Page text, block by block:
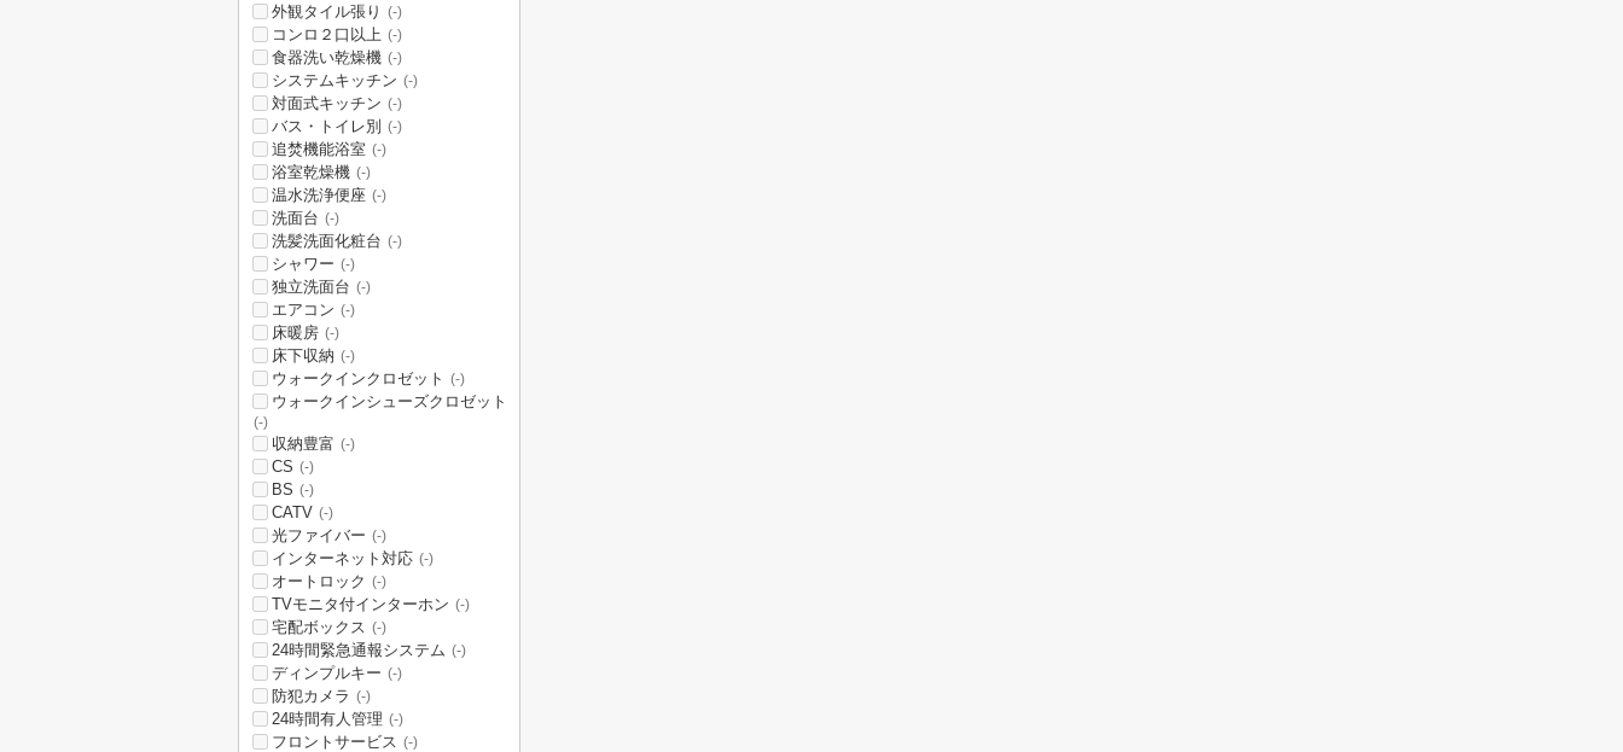
外観タイル張り (-)
コンロ２口以上 (-)
食器洗い乾燥機 (-)
システムキッチン (-)
対面式キッチン (-)
バス・トイレ別 (-)
追焚機能浴室 (-)
浴室乾燥機 (-)
温水洗浄便座 (-)
洗面台 (-)
洗髪洗面化粧台 (-)
シャワー (-)
独立洗面台 (-)
エアコン (-)
床暖房 (-)
床下収納 (-)
ウォークインクロゼット (-)
ウォークインシューズクロゼット
(-)
収納豊富 (-)
CS (-)
BS (-)
CATV (-)
光ファイバー (-)
インターネット対応 (-)
オートロック (-)
TVモニタ付インターホン (-)
宅配ボックス (-)
24時間緊急通報システム (-)
ディンプルキー (-)
防犯カメラ (-)
24時間有人管理 (-)
フロントサービス (-)